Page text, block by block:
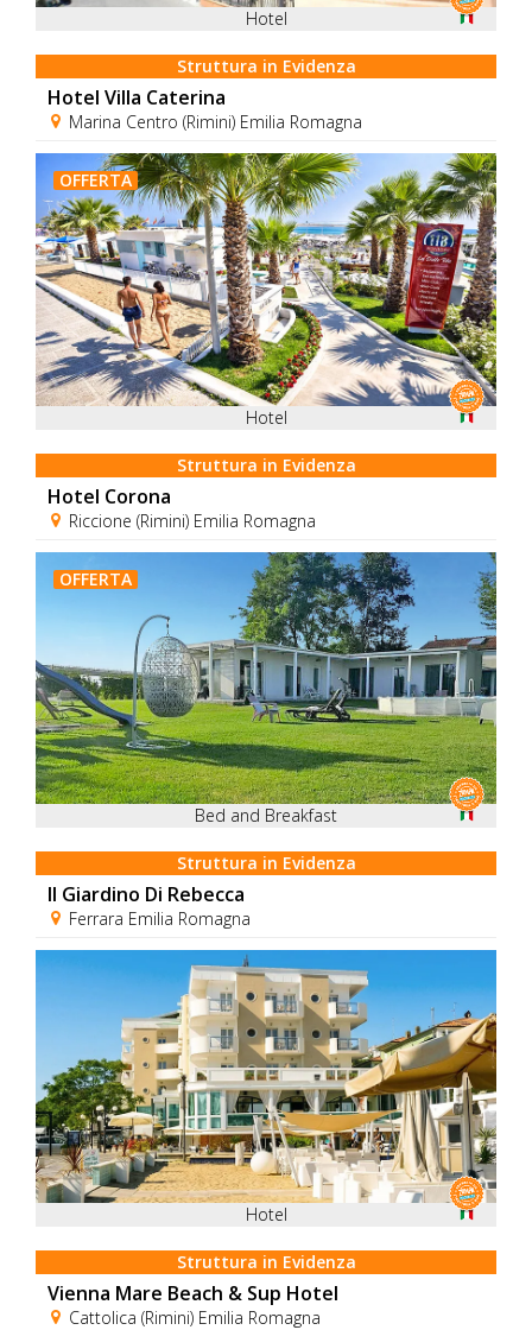
Hotel
Struttura in Evidenza
Hotel Villa Caterina
Marina Centro (Rimini) Emilia Romagna
OFFERTA
Hotel
Struttura in Evidenza
Hotel Corona
Riccione (Rimini) Emilia Romagna
OFFERTA
Bed and Breakfast
Struttura in Evidenza
Il Giardino Di Rebecca
Ferrara Emilia Romagna
Hotel
Struttura in Evidenza
Vienna Mare Beach & Sup Hotel
Cattolica (Rimini) Emilia Romagna